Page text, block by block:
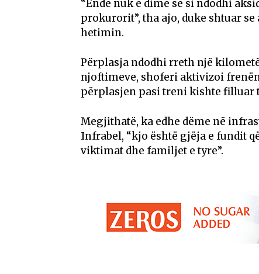
“Ende nuk e dimë se si ndodhi
prokurorit”, tha ajo, duke shtuar
hetimin.
Përplasja ndodhi rreth një
njoftimeve, shoferi aktivizoi
përplasjen pasi treni kishte filluar
Megjithatë, ka edhe dëme në
Infrabel, “kjo është gjëja e fundit
viktimat dhe familjet e tyre”.